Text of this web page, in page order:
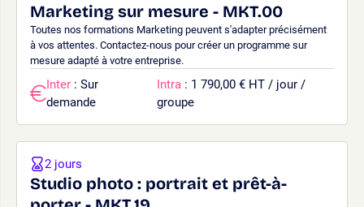
Marketing sur mesure - MKT.00
Toutes nos formations Marketing peuvent s'adapter précisément
à vos attentes. Contactez-nous pour créer un programme sur
mesure adapté à votre entreprise.
Inter : Sur
demande
Intra : 1 790,00 € HT / jour /
groupe
Studio photo : portrait et prêt-à-
2 jours